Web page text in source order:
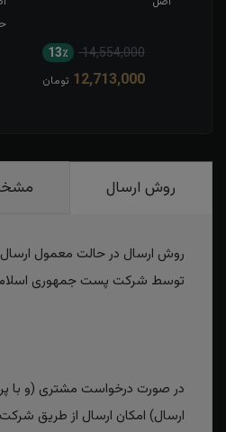
14,554,000 13٪
12,713,000 تومان
روش ارسال
روش ارسال در حالت معمول
توسط شرکت پست جمهوری
در صورت درخواست مشتری (و با
ارسال) امکان ارسال از طریق